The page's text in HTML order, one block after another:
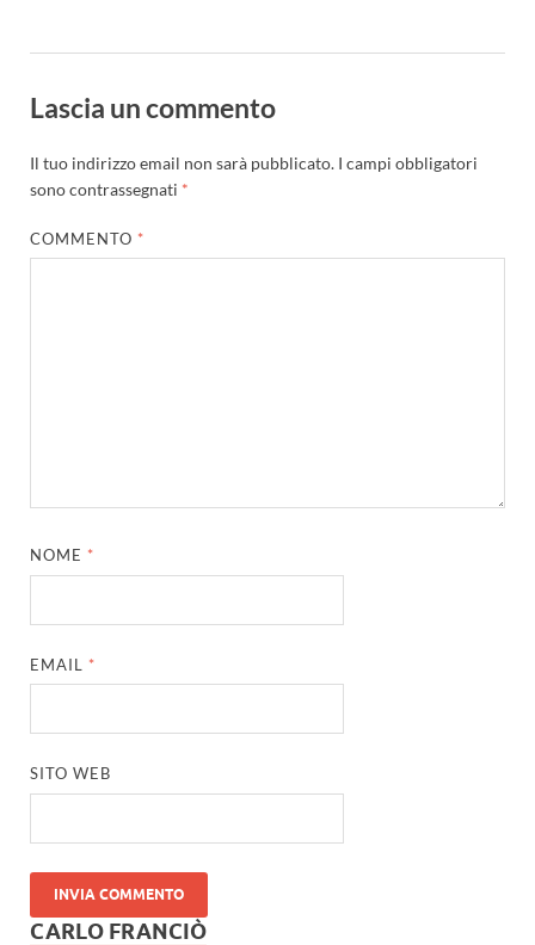
Lascia un commento
Il tuo indirizzo email non sarà pubblicato. I campi obbligatori
sono contrassegnati *
COMMENTO *
NOME *
EMAIL *
SITO WEB
CARLO FRANCIÒ